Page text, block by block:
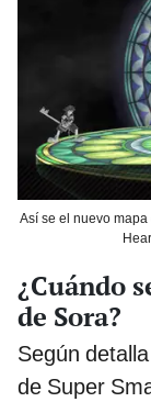
Así se el nuevo
¿Cuándo
de Sora?
Según
de Super